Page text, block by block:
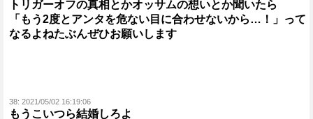
トリガーオフの真相とかオッサムの想いとか聞いたら
「もう2度とアンタを危ない目に合わせないから…！」って
なるよねたぶんぜひお願いします
38: 2021/05/02 16:19:06
もうこいつら結婚しろよ